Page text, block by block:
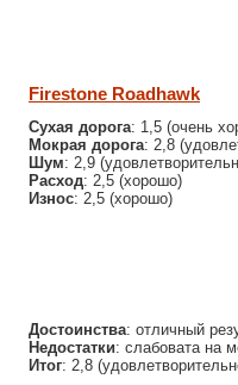
Firestone Roadhawk
Сухая дорога: 1,5 (очень
Мокрая дорога: 2,8
Шум: 2,9
Расход: 2,5 (хорошо)
Износ: 2,5 (хорошо)
Достоинства: отличный
Недостатки: слабовата на
Итог: 2,8